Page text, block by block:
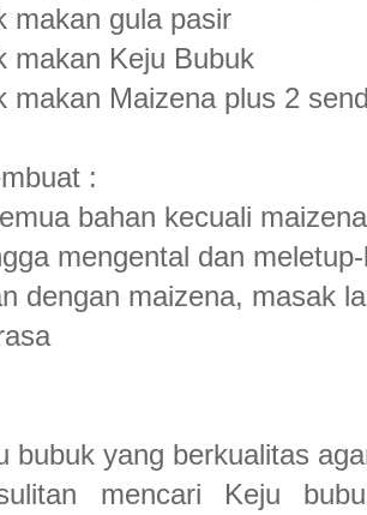
makan gula pasir
makan Keju Bubuk
makan Maizena plus 2
:
bahan kecuali maizena
mengental dan
dengan maizena, masak
bubuk yang berkualitas
mencari Keju